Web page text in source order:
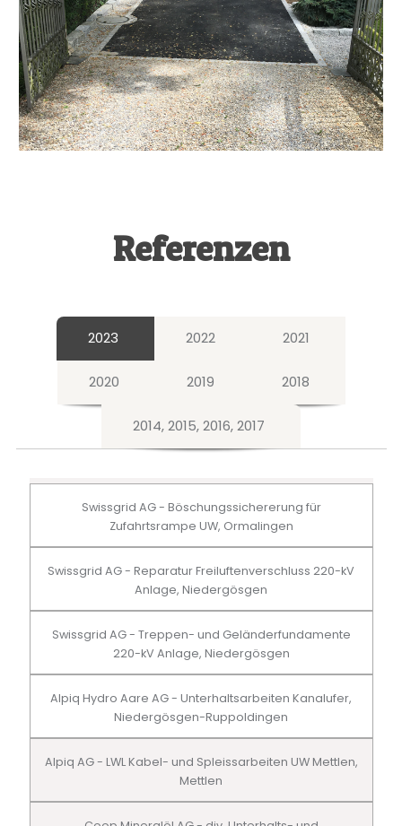
Referenzen
2023 2022 2021
2020 2019 2018
2014, 2015, 2016, 2017
Swissgrid AG - Böschungssichererung für
Zufahrtsrampe UW, Ormalingen
Swissgrid AG - Reparatur Freiluftenverschluss 220-kV
Anlage, Niedergösgen
Swissgrid AG - Treppen- und Geländerfundamente
220-kV Anlage, Niedergösgen
Alpiq Hydro Aare AG - Unterhaltsarbeiten Kanalufer,
Niedergösgen-Ruppoldingen
Alpiq AG - LWL Kabel- und Spleissarbeiten UW Mettlen,
Mettlen